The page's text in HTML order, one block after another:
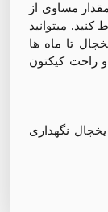
مساوی از
میتوانید
تا ماه ها
راحت کیکتون
نگهداری